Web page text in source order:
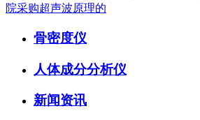
院采购超声波原理的
骨密度仪
人体成分分析仪
新闻资讯